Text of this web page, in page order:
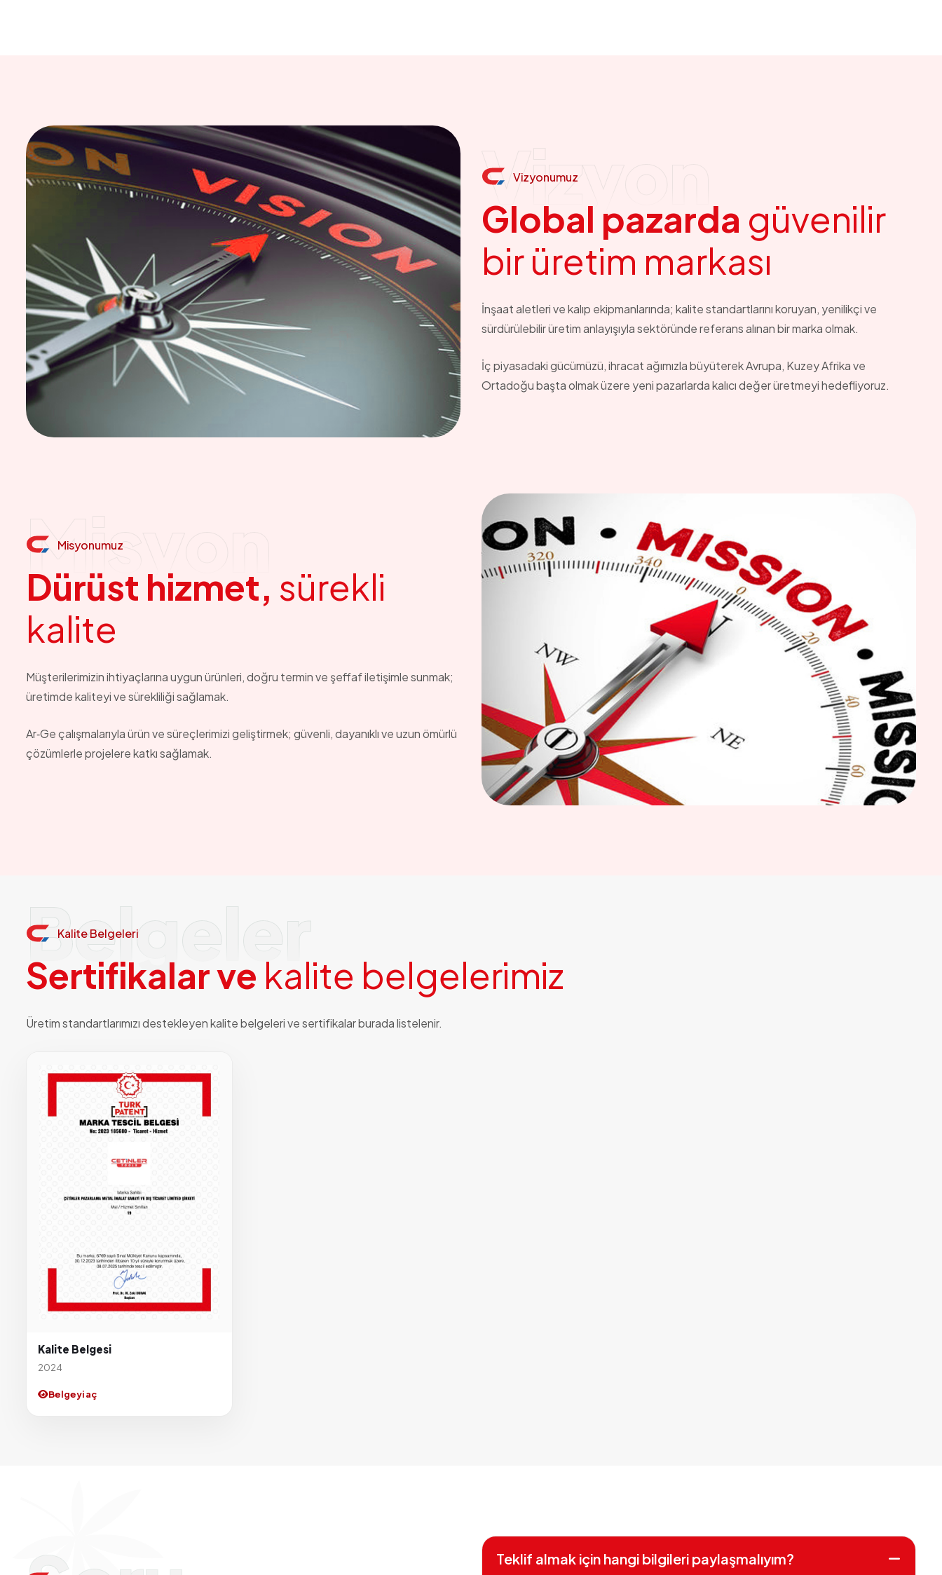
Vizyon
Vizyonumuz
Global pazarda güvenilir
birüretim markası
İnşaat aletleri ve kalıp ekipmanlarında; kalite standartlarını koruyan, yenilikçi ve
sürdürülebilir üretim anlayışıyla sektöründe referans alınan bir marka olmak.
İç piyasadaki gücümüzü, ihracat ağımızla büyüterek Avrupa, Kuzey Afrika ve
Ortadoğu başta olmak üzere yeni pazarlarda kalıcı değer üretmeyi hedefliyoruz.
Misyon
Misyonumuz
Dürüst hizmet, sürekli
kalite
Müşterilerimizin ihtiyaçlarına uygun ürünleri, doğru termin ve şeffaf iletişimle sunmak;
üretimde kaliteyi ve sürekliliği sağlamak.
Ar‑Ge çalışmalarıyla ürün ve süreçlerimizi geliştirmek; güvenli, dayanıklı ve uzun ömürlü
çözümlerle projelere katkı sağlamak.
Belgeler
Kalite Belgeleri
Sertifikalarve kalite belgelerimiz
Üretim standartlarımızı destekleyen kalite belgeleri ve sertifikalar burada listelenir.
Kalite Belgesi
2024
Belgeyi aç
Teklif almak için hangi bilgileri paylaşmalıyım?